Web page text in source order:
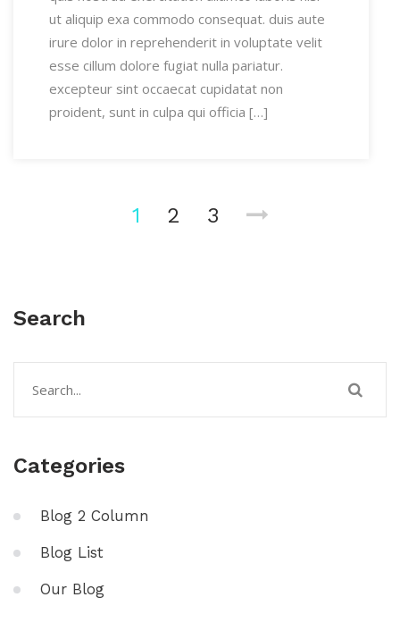
ut aliquip exa commodo consequat. duis aute
irure dolor in reprehenderit in voluptate velit
esse cillum dolore fugiat nulla pariatur.
excepteur sint occaecat cupidatat non
proident, sunt in culpa qui officia […]
1 2 3
Search
Categories
Blog 2 Column
Blog List
Our Blog